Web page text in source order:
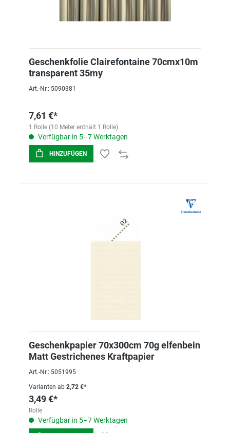
Geschenkfolie Clairefontaine 70cmx10m
transparent 35my
Art.-Nr.: 5090381
7,61 €*
1 Rolle (10 Meter enthält 1 Rolle)
Verfügbar in 5–7 Werktagen
HINZUFÜGEN
Geschenkpapier 70x300cm 70g elfenbein
Matt Gestrichenes Kraftpapier
Art.-Nr.: 5051995
Varianten ab 2,72 €*
3,49 €*
Rolle
Verfügbar in 5–7 Werktagen